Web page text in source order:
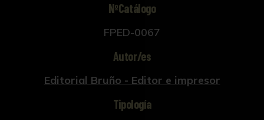
NºCatálogo
FPED-0067
Autor/es
Editorial Bruño - Editor e impresor
Tipología